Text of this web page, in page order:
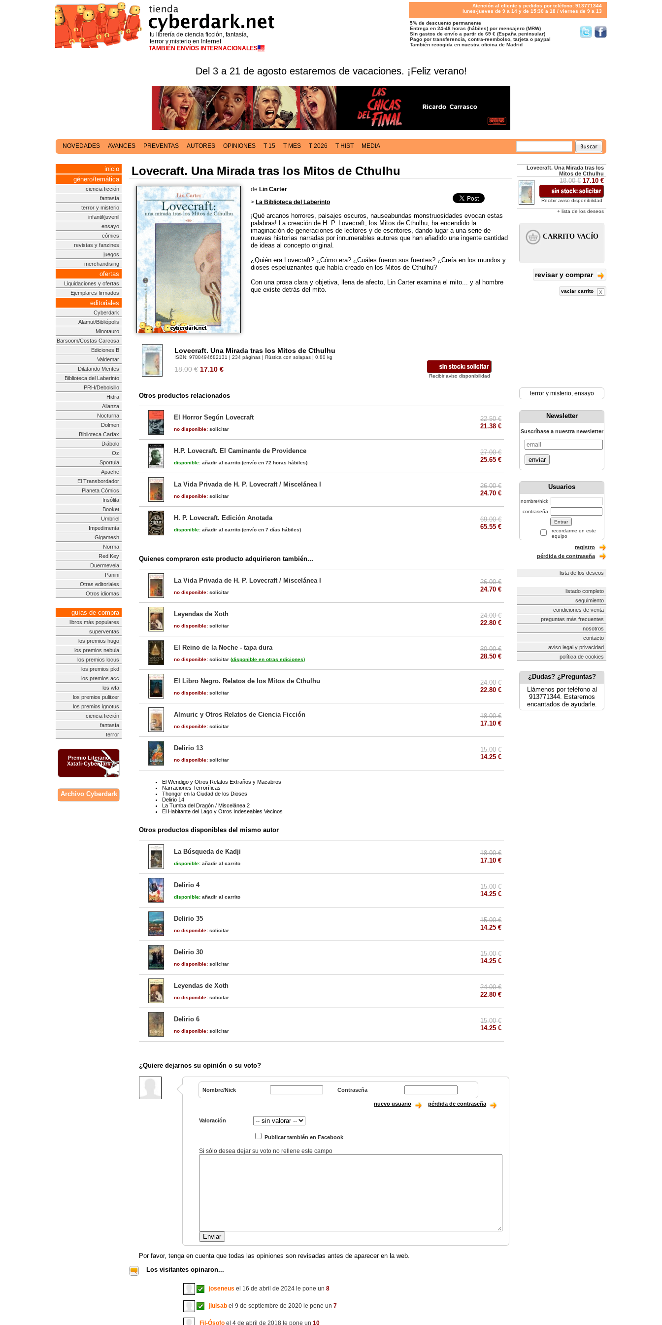
tu librería de ciencia ficción, fantasía,
terror y misterio en Internet
TAMBIÉN ENVÍOS INTERNACIONALES
Atención al cliente y pedidos por teléfono: 913771344
lunes-jueves de 9 a 14 y de 15:30 a 18 / viernes de 9 a 13
5% de descuento permanente
Entrega en 24-48 horas (hábiles) por mensajero (MRW)
Sin gastos de envío a partir de 69 € (España peninsular)
Pago por transferencia, contra-reembolso, tarjeta o paypal
También recogida en nuestra oficina de Madrid
Del 3 a 21 de agosto estaremos de vacaciones. ¡Feliz verano!
NOVEDADES AVANCES PREVENTAS AUTORES OPINIONES T 15 T MES T 2026 T HIST MEDIA
inicio
género/temática
ciencia ficción
fantasía
terror y misterio
infantil/juvenil
ensayo
cómics
revistas y fanzines
juegos
merchandising
ofertas
Liquidaciones y ofertas
Ejemplares firmados
editoriales
Cyberdark
Alamut/Bibliópolis
Minotauro
Barsoom/Costas Carcosa
Ediciones B
Valdemar
Dilatando Mentes
Biblioteca del Laberinto
PRH/Debolsillo
Hidra
Alianza
Nocturna
Dolmen
Biblioteca Carfax
Diábolo
Oz
Sportula
Apache
El Transbordador
Planeta Cómics
Insólita
Booket
Umbriel
Impedimenta
Gigamesh
Norma
Red Key
Duermevela
Panini
Otras editoriales
Otros idiomas
guías de compra
libros más populares
superventas
los premios hugo
los premios nebula
los premios locus
los premios pkd
los premios acc
los wfa
los premios pulitzer
los premios ignotus
ciencia ficción
fantasía
terror
Premio Literario
Xatafi-Cyberdark
Archivo Cyberdark
Lovecraft. Una Mirada tras los Mitos de Cthulhu
de Lin Carter
> La Biblioteca del Laberinto
¡Qué arcanos horrores, paisajes oscuros, nauseabundas monstruosidades evocan estas
palabras! La creación de H. P. Lovecraft, los Mitos de Cthulhu, ha encendido la
imaginación de generaciones de lectores y de escritores, dando lugar a una serie de
nuevas historias narradas por innumerables autores que han añadido una ingente cantidad
de ideas al concepto original.
¿Quién era Lovecraft? ¿Cómo era? ¿Cuáles fueron sus fuentes? ¿Creía en los mundos y
dioses espeluznantes que había creado en los Mitos de Cthulhu?
Con una prosa clara y objetiva, llena de afecto, Lin Carter examina el mito... y al hombre
que existe detrás del mito.
Lovecraft. Una Mirada tras los Mitos de Cthulhu
ISBN: 9788494682131 | 234 páginas | Rústica con solapas | 0.80 kg
18.00 € 17.10 €
Recibir aviso disponibilidad
Otros productos relacionados
El Horror Según Lovecraft
no disponible: solicitar
22.50 €
21.38 €
H.P. Lovecraft. El Caminante de Providence
disponible: añadir al carrito (envío en 72 horas hábiles)
27.00 €
25.65 €
La Vida Privada de H. P. Lovecraft / Miscelánea I
no disponible: solicitar
26.00 €
24.70 €
H. P. Lovecraft. Edición Anotada
disponible: añadir al carrito (envío en 7 días hábiles)
69.00 €
65.55 €
Quienes compraron este producto adquirieron también...
La Vida Privada de H. P. Lovecraft / Miscelánea I
no disponible: solicitar
26.00 €
24.70 €
Leyendas de Xoth
no disponible: solicitar
24.00 €
22.80 €
El Reino de la Noche - tapa dura
no disponible: solicitar (disponible en otras ediciones)
30.00 €
28.50 €
El Libro Negro. Relatos de los Mitos de Cthulhu
no disponible: solicitar
24.00 €
22.80 €
Almuric y Otros Relatos de Ciencia Ficción
no disponible: solicitar
18.00 €
17.10 €
Delirio 13
no disponible: solicitar
15.00 €
14.25 €
El Wendigo y Otros Relatos Extraños y Macabros
Narraciones Terroríficas
Thongor en la Ciudad de los Dioses
Delirio 14
La Tumba del Dragón / Miscelánea 2
El Habitante del Lago y Otros Indeseables Vecinos
Otros productos disponibles del mismo autor
La Búsqueda de Kadji
disponible: añadir al carrito
18.00 €
17.10 €
Delirio 4
disponible: añadir al carrito
15.00 €
14.25 €
Delirio 35
no disponible: solicitar
15.00 €
14.25 €
Delirio 30
no disponible: solicitar
15.00 €
14.25 €
Leyendas de Xoth
no disponible: solicitar
24.00 €
22.80 €
Delirio 6
no disponible: solicitar
15.00 €
14.25 €
¿Quiere dejarnos su opinión o su voto?
Nombre/Nick Contraseña
nuevo usuario pérdida de contraseña
Valoración
Publicar también en Facebook
Si sólo desea dejar su voto no rellene este campo
Por favor, tenga en cuenta que todas las opiniones son revisadas antes de aparecer en la web.
Los visitantes opinaron...
joseneus el 16 de abril de 2024 le pone un 8
jluisab el 9 de septiembre de 2020 le pone un 7
Fil-Ósofo el 4 de abril de 2018 le pone un 10
Lovecraft. Una Mirada tras los
Mitos de Cthulhu
18.00 € 17.10 €
Recibir aviso disponibilidad
+ lista de los deseos
revisar y comprar
vaciar carrito
terror y misterio, ensayo
Newsletter
Suscríbase a nuestra newsletter
enviar
Usuarios
nombre/nick
contraseña
recordarme en este
equipo
registro
pérdida de contraseña
lista de los deseos
listado completo
seguimiento
condiciones de venta
preguntas más frecuentes
nosotros
contacto
aviso legal y privacidad
política de cookies
¿Dudas? ¿Preguntas?
Llámenos por teléfono al
913771344. Estaremos
encantados de ayudarle.